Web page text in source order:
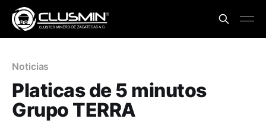
Noticias
Platicas de 5 minutos
Grupo TERRA